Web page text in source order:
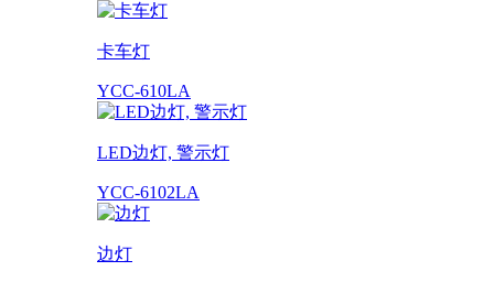
卡车灯
YCC-610LA
LED边灯, 警示灯
YCC-6102LA
边灯